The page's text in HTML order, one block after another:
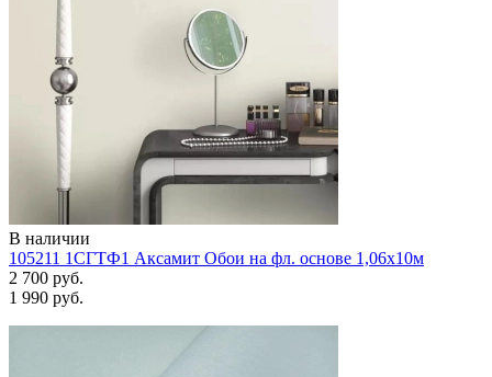
В наличии
105211 1СГТФ1 Аксамит Обои на фл. основе 1,06х10м
2 700 руб.
1 990 руб.